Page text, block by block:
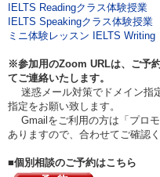
IELTS Readingクラス体験授業
IELTS Speakingクラス体験授業
ミニ体験レッスン IELTS Writing
※参加用のZoom URLは、ご予
てご連絡いたします。
迷惑メール対策でドメイン指
指定をお願い致します。
Gmailをご利用の方は「プロ
ありますので、合わせてご確認く
■個別相談のご予約はこちら